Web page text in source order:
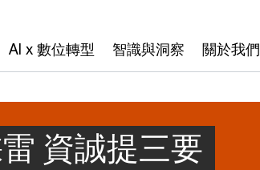
AI x 數位轉型 智識與洞察 關於我們
資誠提三要